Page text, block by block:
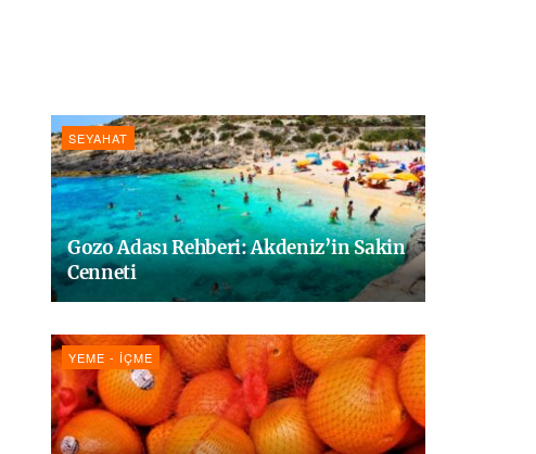
SEYAHAT
Gozo Adası Rehberi: Akdeniz’in Sakin
Cenneti
YEME - İÇME